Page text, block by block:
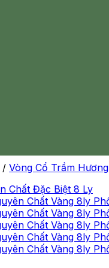
/ Vòng Cổ Trầm Hương